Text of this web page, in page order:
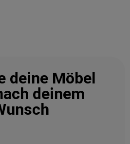
deine Möbel
deinem